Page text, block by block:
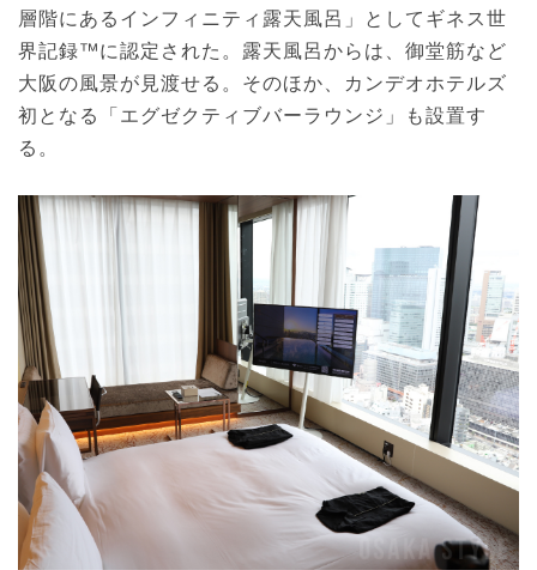
層階にあるインフィニティ露天風呂」としてギネス世
界記録™に認定された。露天風呂からは、御堂筋など
大阪の風景が見渡せる。そのほか、カンデオホテルズ
初となる「エグゼクティブバーラウンジ」も設置す
る。